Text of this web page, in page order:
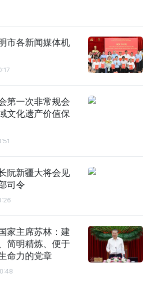
第一次非常规会
阮新疆大将会见
家主席苏林：建
志明市新闻与广